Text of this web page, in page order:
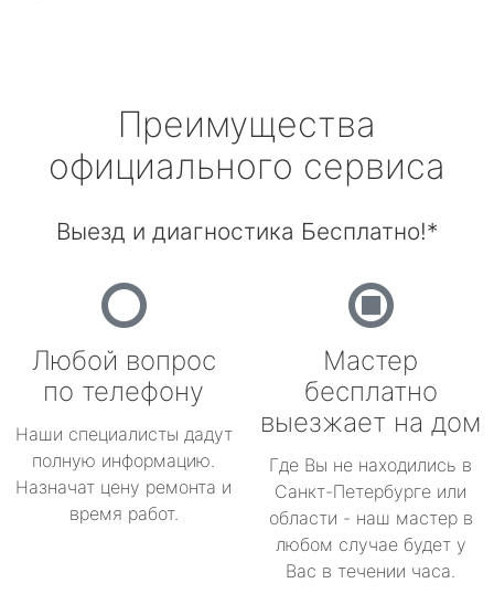
Преимущества
официального сервиса
Выезд и диагностика Бесплатно!*
Любой вопрос
по телефону
Наши специалисты дадут
полную информацию.
Назначат цену ремонта и
время работ.
Мастер
бесплатно
выезжает на дом
Где Вы не находились в
Санкт-Петербурге или
области - наш мастер в
любом случае будет у
Вас в течении часа.